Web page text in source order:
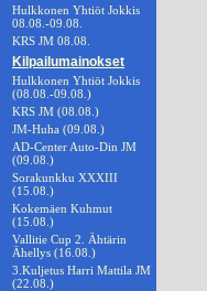
Hulkkonen Yhtiöt Jokkis
08.08.-09.08.
KRS JM 08.08.
Kilpailumainokset
Hulkkonen Yhtiöt Jokkis
(08.08.-09.08.)
KRS JM (08.08.)
JM-Huha (09.08.)
AD-Center Auto-Din JM
(09.08.)
Sorakunkku XXXIII
(15.08.)
Kokemäen Kuhmut
(15.08.)
Vallitie Cup 2. Ähtärin
Ähellys (16.08.)
3.Kuljetus Harri Mattila JM
(22.08.)